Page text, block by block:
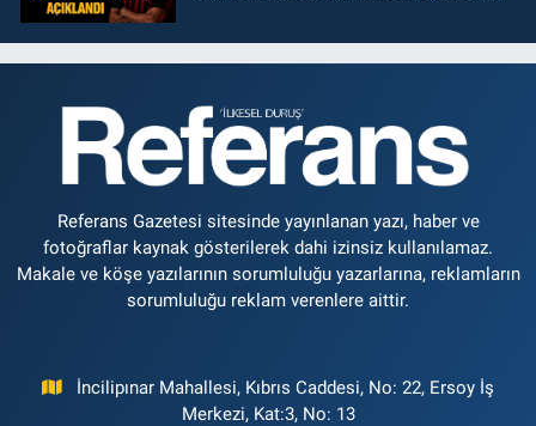
Referans Gazetesi sitesinde yayınlanan yazı, haber ve
fotoğraflar kaynak gösterilerek dahi izinsiz kullanılamaz.
Makale ve köşe yazılarının sorumluluğu yazarlarına, reklamların
sorumluluğu reklam verenlere aittir.
İncilipınar Mahallesi, Kıbrıs Caddesi, No: 22, Ersoy İş
Merkezi, Kat:3, No: 13